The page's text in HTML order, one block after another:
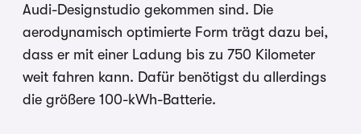
Audi-Designstudio gekommen sind. Die
aerodynamisch optimierte Form trägt dazu bei,
dass er mit einer Ladung bis zu 750 Kilometer
weit fahren kann. Dafür benötigst du allerdings
die größere 100-kWh-Batterie.